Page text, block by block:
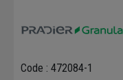
Code : 472084-1